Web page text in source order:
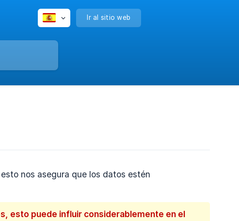
Ir al sitio web
nos asegura que los datos estén
esto puede influir considerablemente en el